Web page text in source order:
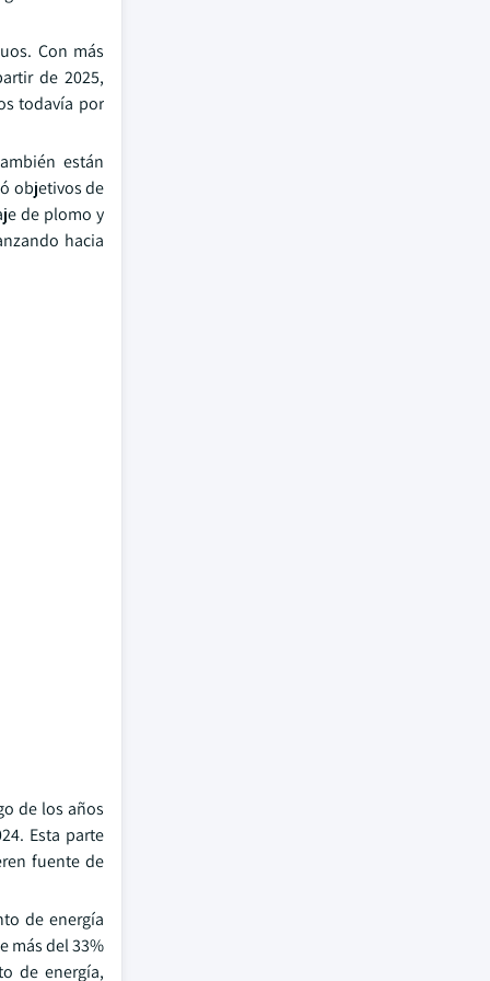
Con más
de 2025,
todavía por
están
objetivos de
de plomo y
hacia
de los años
Esta parte
fuente de
de energía
más del 33%
de energía,